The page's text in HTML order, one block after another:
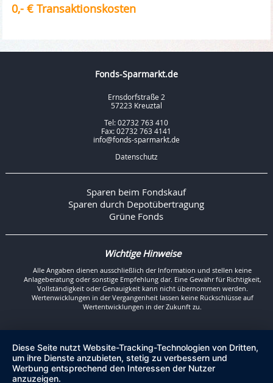
0,- € Transaktionskosten
Fonds-Sparmarkt.de
Ernsdorfstraße 2
57223 Kreuztal
Tel: 02732 763 410
Fax: 02732 763 4141
info@fonds-sparmarkt.de
Datenschutz
Sparen beim Fondskauf
Sparen durch Depotübertragung
Grüne Fonds
Wichtige Hinweise
Alle Angaben dienen ausschließlich der Information und stellen keine
Anlageberatung oder sonstige Empfehlung dar. Eine Gewähr für Richtigkeit,
Vollständigkeit oder Genauigkeit kann nicht übernommen werden.
Wertenwicklungen in der Vergangenheit lassen keine Rückschlüsse auf
Wertentwicklungen in der Zukunft zu.
Diese Seite nutzt Website-Tracking-Technologien von Dritten,
um ihre Dienste anzubieten, stetig zu verbessern und
Werbung entsprechend den Interessen der Nutzer
anzuzeigen.